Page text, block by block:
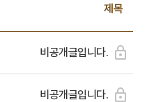
제목
비공개글입니다.
비공개글입니다.